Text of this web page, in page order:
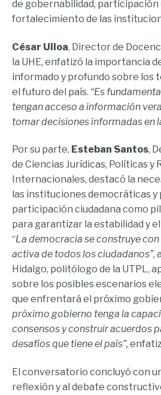
de gobernabilidad, participación
fortalecimiento de las
César Ulloa, Director de
la UHE, enfatizó la importancia
informado y profundo sobre los
el futuro del país. “Es
tengan acceso a información
tomar decisiones informadas en
Por su parte, Esteban Santos,
de Ciencias Jurídicas, Políticas y
Internacionales, destacó la
las instituciones democráticas y
participación ciudadana como
para garantizar la estabilidad y
“La democracia se construye
activa de todos los ciudadanos”,
Hidalgo, politólogo de la UTPL,
sobre los posibles escenarios
que enfrentará el próximo
próximo gobierno tenga la
consensos y construir acuerdos
desafíos que tiene el país”,
El conversatorio concluyó con
reflexión y al debate